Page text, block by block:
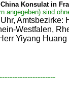
Konsulat in
angegeben) sind
Amtsbezirke:
Westfalen,
Yiyang Huang